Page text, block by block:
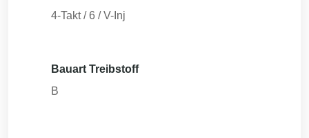
4-Takt / 6 / V-Inj
Bauart Treibstoff
B